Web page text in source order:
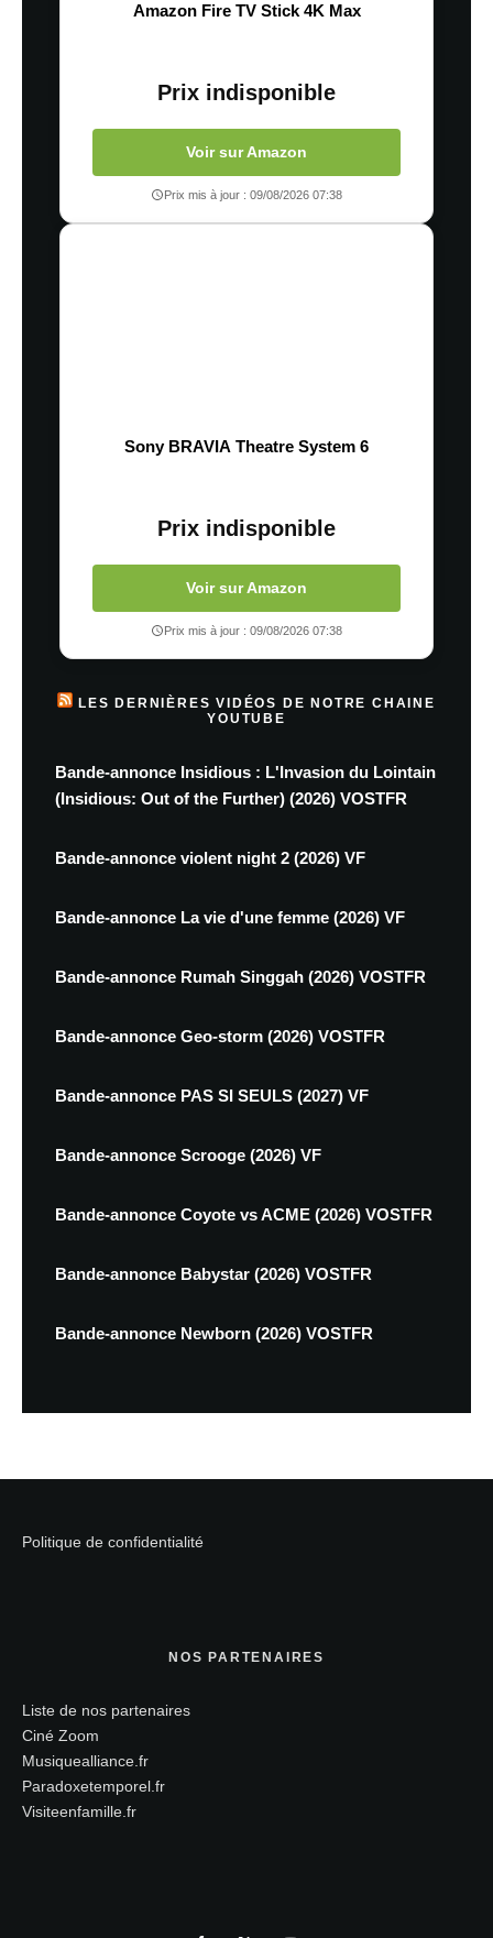
Amazon Fire TV Stick 4K Max
Prix indisponible
Voir sur Amazon
Prix mis à jour : 09/08/2026 07:38
Sony BRAVIA Theatre System 6
Prix indisponible
Voir sur Amazon
Prix mis à jour : 09/08/2026 07:38
LES DERNIÈRES VIDÉOS DE NOTRE CHAINE
YOUTUBE
Bande-annonce Insidious : L'Invasion du Lointain
(Insidious: Out of the Further) (2026) VOSTFR
Bande-annonce violent night 2 (2026) VF
Bande-annonce La vie d'une femme (2026) VF
Bande-annonce Rumah Singgah (2026) VOSTFR
Bande-annonce Geo-storm (2026) VOSTFR
Bande-annonce PAS SI SEULS (2027) VF
Bande-annonce Scrooge (2026) VF
Bande-annonce Coyote vs ACME (2026) VOSTFR
Bande-annonce Babystar (2026) VOSTFR
Bande-annonce Newborn (2026) VOSTFR
Politique de confidentialité
NOS PARTENAIRES
Liste de nos partenaires
Ciné Zoom
Musiquealliance.fr
Paradoxetemporel.fr
Visiteenfamille.fr